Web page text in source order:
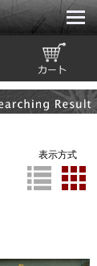
カート
表示方式